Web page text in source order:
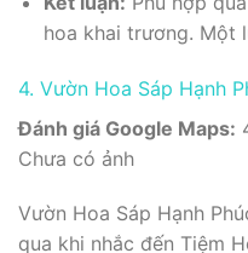
hoa khai trương. Một
4. Vườn Hoa Sáp Hạnh
Đánh giá Google Maps:
Chưa có ảnh
Vườn Hoa Sáp Hạnh
qua khi nhắc đến Tiệm